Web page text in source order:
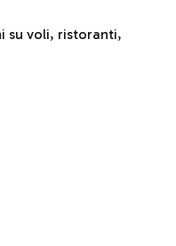
su voli, ristoranti,